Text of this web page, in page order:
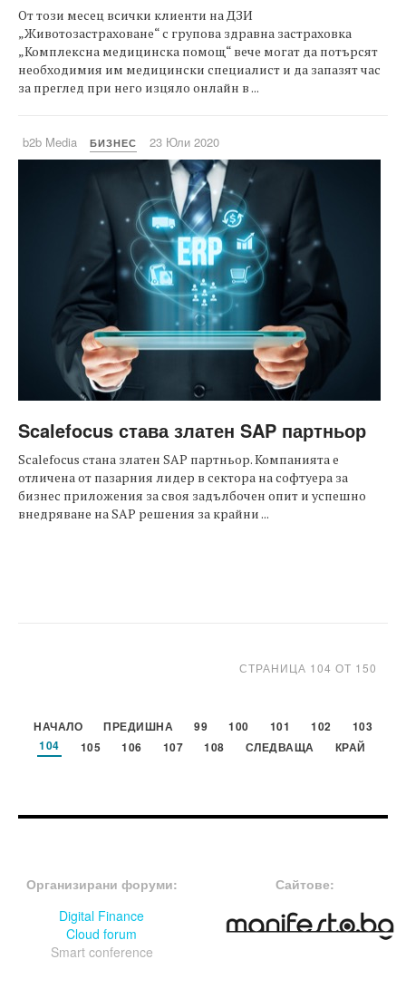
От този месец всички клиенти на ДЗИ
„Животозастраховане“ с групова здравна застраховка
„Комплексна медицинска помощ“ вече могат да потърсят
необходимия им медицински специалист и да запазят час
за преглед при него изцяло онлайн в ...
b2b Media БИЗНЕС 23 Юли 2020
Scalefocus става златен SAP партньор
Scalefocus стана златен SAP партньор. Компанията е
отличена от пазарния лидер в сектора на софтуера за
бизнес приложения за своя задълбочен опит и успешно
внедряване на SAP решения за крайни ...
СТРАНИЦА 104 ОТ 150
НАЧАЛО ПРЕДИШНА 99 100 101 102
103
104
105 106 107 108 СЛЕДВАЩА КРАЙ
Организирани форуми:
Digital Finance
Cloud forum
Smart conference
Сайтове: